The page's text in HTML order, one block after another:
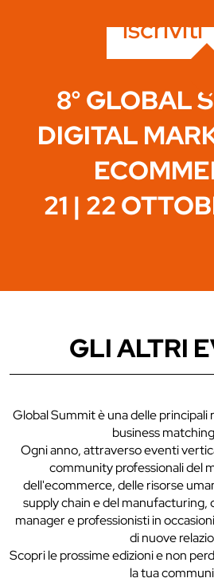
iscriviti
8° GLOBAL
DIGITAL
21 | 22
GLI ALTRI
Global Summit è una delle principali
business
Ogni anno, attraverso eventi
community professionali del
dell'ecommerce, delle risorse
supply chain e del manufacturing,
manager e professionisti in
di nuove
Scopri le prossime edizioni e non
la tua